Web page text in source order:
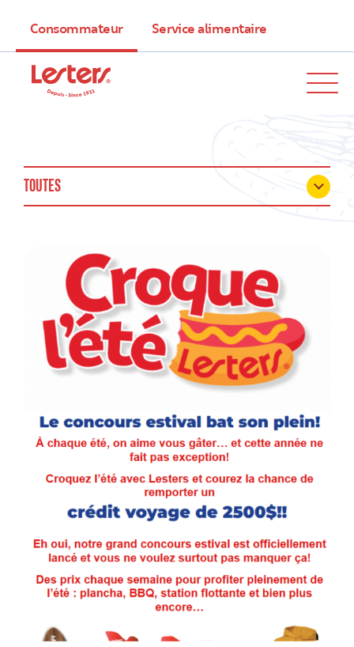
Consommateur Service alimentaire
TOUTES